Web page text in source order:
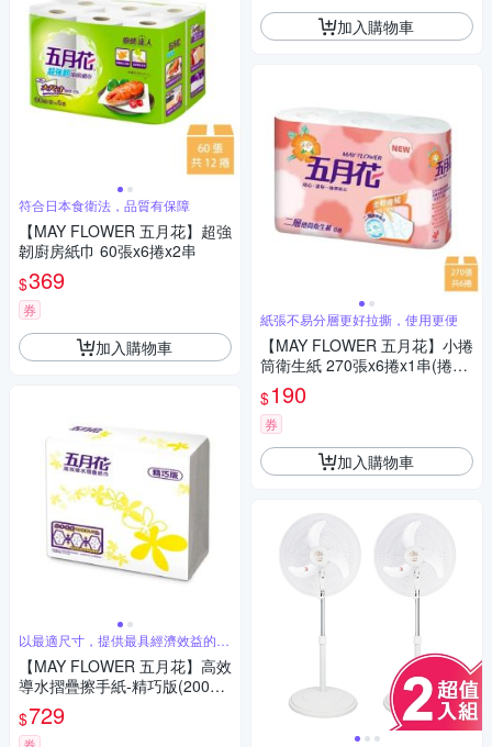
符合日本食衛法，品質有保障
【MAY FLOWER 五月花】超強
韌廚房紙巾 60張x6捲x2串
$369
券
加入購物車
以最適尺寸，提供最具經濟效益的選
擇
【MAY FLOWER 五月花】高效
導水摺疊擦手紙-精巧版(200抽
x20包)
$729
加入購物車
紙張不易分層更好拉撕，使用更便
【MAY FLOWER 五月花】小捲
筒衛生紙 270張x6捲x1串(捲筒
衛生紙)
$190
券
加入購物車